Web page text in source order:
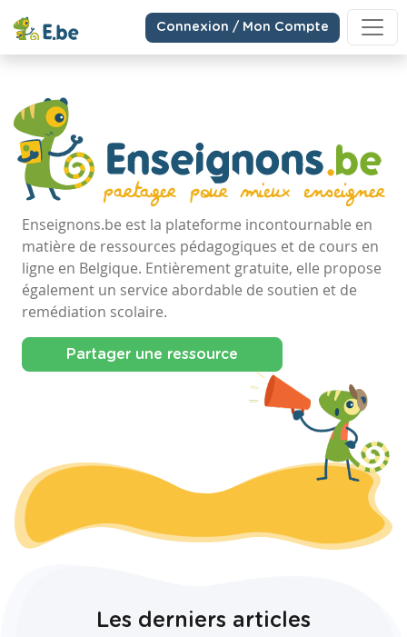
Connexion / Mon Compte
Enseignons.be est la plateforme incontournable en
matière de ressources pédagogiques et de cours en
ligne en Belgique. Entièrement gratuite, elle propose
également un service abordable de soutien et de
remédiation scolaire.
Partager une ressource
Les derniers articles